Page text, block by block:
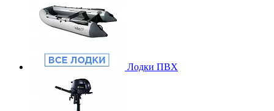
Лодки ПВХ